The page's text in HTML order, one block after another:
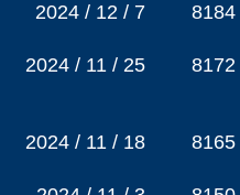
2024 / 12 / 7 8184
2024 / 11 / 25 8172
2024 / 11 / 18 8165